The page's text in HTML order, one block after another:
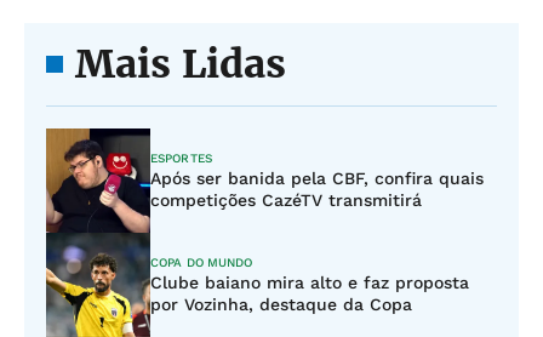
Mais Lidas
ESPORTES
Após ser banida pela CBF, confira quais
competições CazéTV transmitirá
COPA DO MUNDO
Clube baiano mira alto e faz proposta
por Vozinha, destaque da Copa